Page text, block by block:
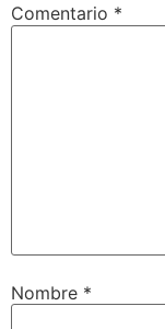
Comentario *
Nombre *